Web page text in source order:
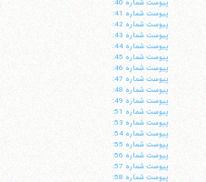
پيوست شماره 40:
پيوست شماره 41:
پيوست شماره 42:
پيوست شماره 43:
پيوست شماره 44:
پيوست شماره 45:
پيوست شماره 46:
پيوست شماره 47:
پيوست شماره 48:
پيوست شماره 49:
پيوست شماره 51:
پيوست شماره 53:
پيوست شماره 54:
پيوست شماره 55:
پيوست شماره 56:
پيوست شماره 57:
پيوست شماره 58: